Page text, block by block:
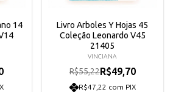
14
Livro Arboles Y Hojas 45
Coleção Leonardo V45
21405
VINCIANA
R$55,22R$49,70
R$47,22 com PIX